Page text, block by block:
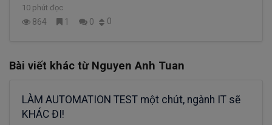
10 phút đọc
864 1 0 0
Bài viết khác từ Nguyen Anh Tuan
LÀM AUTOMATION TEST một chút, ngành IT sẽ
KHÁC ĐI!